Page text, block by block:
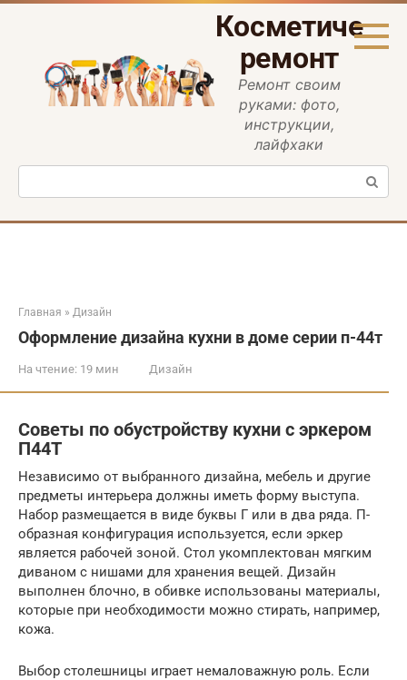
Перейти
ремонт
Ремонт своим
руками: фото,
инструкции,
лайфхаки
Поиск:
Главная » Дизайн
Оформление дизайна кухни в доме серии п-44т
На чтение: 19 мин Дизайн
Советы по обустройству кухни с эркером
П44Т
Независимо от выбранного дизайна, мебель и другие
предметы интерьера должны иметь форму выступа.
Набор размещается в виде буквы Г или в два ряда. П-
образная конфигурация используется, если эркер
является рабочей зоной. Стол укомплектован мягким
диваном с нишами для хранения вещей. Дизайн
выполнен блочно, в обивке использованы материалы,
которые при необходимости можно стирать, например,
кожа.
Выбор столешницы играет немаловажную роль. Если